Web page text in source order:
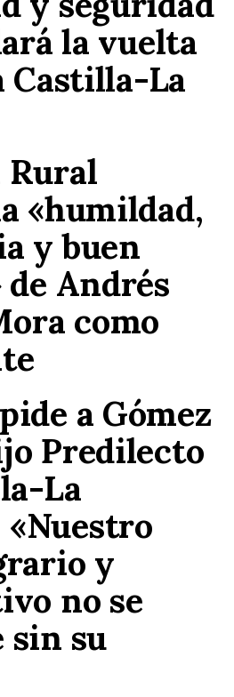
la vuelta
Castilla-La
Rural
«humildad,
y buen
Andrés
como
a Gómez
Predilecto
La
y
no se
sin su